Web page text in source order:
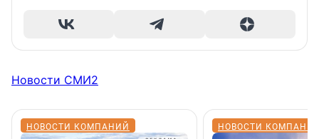
Новости СМИ2
НОВОСТИ КОМПАНИЙ НОВОСТИ